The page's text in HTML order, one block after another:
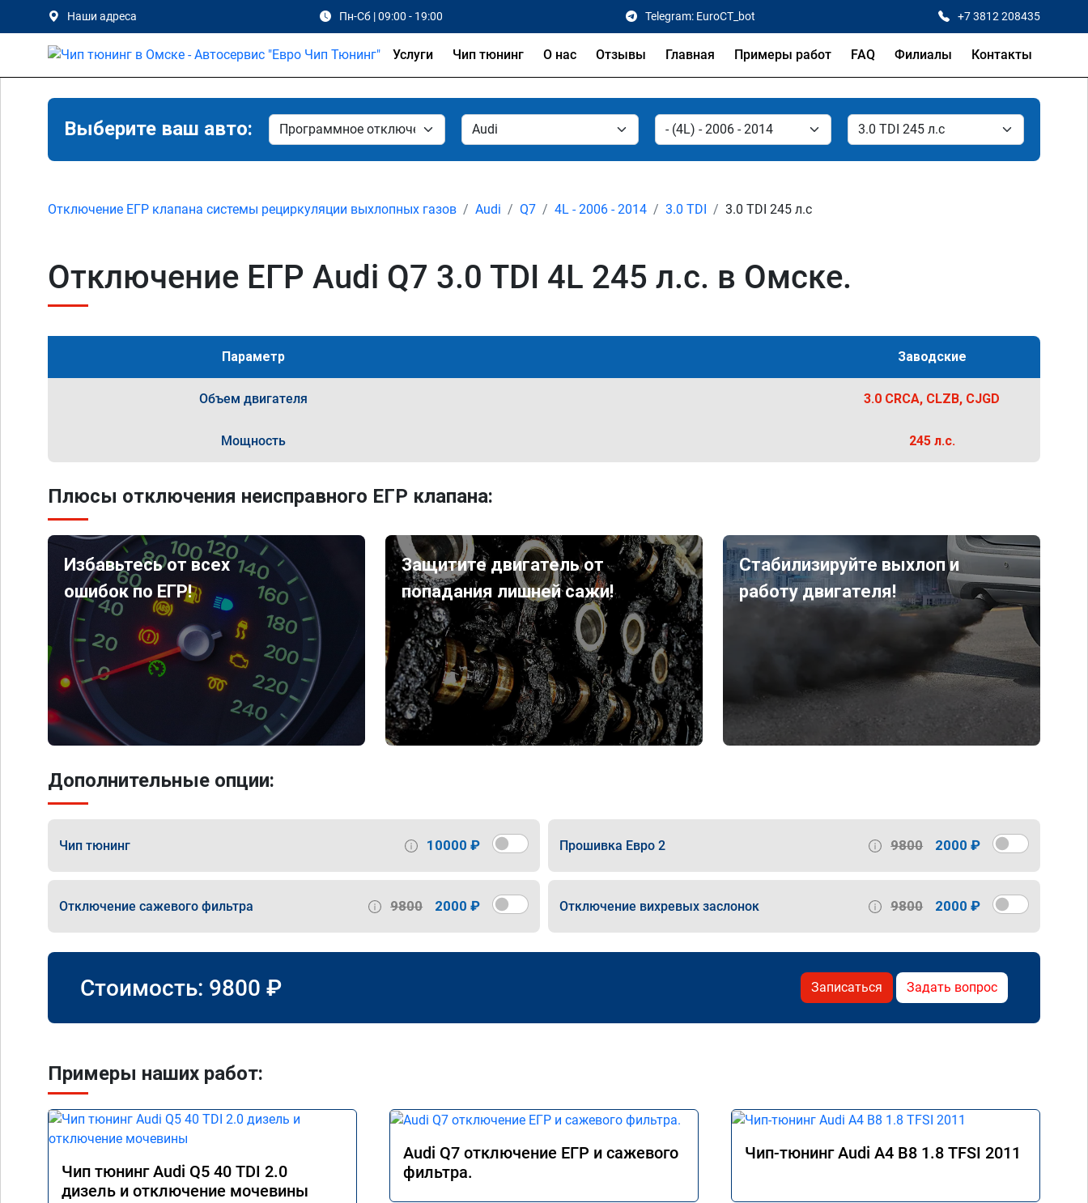
Наши адреса Пн-Сб | 09:00 - 19:00 Telegram: EuroCT_bot +7 3812 208435
Услуги Чип тюнинг О нас Отзывы Главная Примеры работ FAQ Филиалы Контакты
Выберите ваш авто:
Отключение ЕГР клапана системы рециркуляции выхлопных газов Audi Q7 4L - 2006 - 2014 3.0 TDI 3.0 TDI 245 л.с
Отключение ЕГР Audi Q7 3.0 TDI 4L 245 л.с. в Омске.
Параметр Заводские
Объем двигателя 3.0 CRCA, CLZB, CJGD
Мощность 245 л.с.
Плюсы отключения неисправного ЕГР клапана:
Избавьтесь от всех
ошибок по ЕГР!
Защитите двигатель от
попадания лишней сажи!
Стабилизируйте выхлоп и
работу двигателя!
Дополнительные опции:
Чип тюнинг 10000 ₽ Прошивка Евро 2 9800 2000 ₽
Отключение сажевого фильтра 9800 2000 ₽ Отключение вихревых заслонок 9800 2000 ₽
Стоимость: 9800 ₽ Записаться Задать вопрос
Примеры наших работ:
Чип тюнинг Audi Q5 40 TDI 2.0
дизель и отключение мочевины
Audi Q7 отключение ЕГР и сажевого
фильтра.
Чип-тюнинг Audi A4 B8 1.8 TFSI 2011